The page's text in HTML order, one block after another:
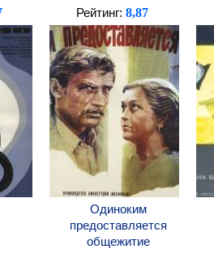
Рейтинг:8,87
Одиноким
предоставляется
общежитие